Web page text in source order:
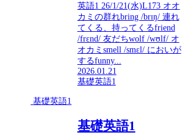
英語1 26/1/21(水)L173 オオ
カミの群れbring /brɪŋ/ 連れ
てくる、持ってくるfriend
/frɛnd/ 友だちwolf /wʊlf/ オ
オカミsmell /smɛl/ においが
するfunny...
2026.01.21
基礎英語1
基礎英語1
基礎英語1